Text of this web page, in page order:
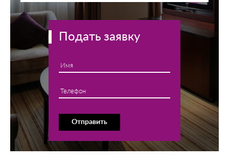
Подать заявку
Имя
Телефон
Отправить